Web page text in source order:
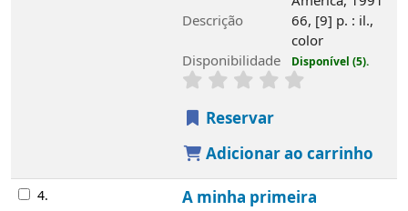
Descrição
66, [9] p. : il.,
color
Disponibilidade
Disponível (5).
Reservar
Adicionar ao carrinho
4.
A minha primeira